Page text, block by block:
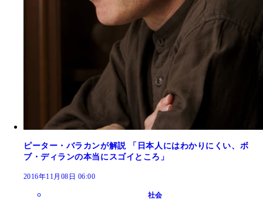
ピーター・バラカンが解説 「日本人にはわかりにくい、ボ
ブ・ディランの本当にスゴイところ」
2016年11月08日 06:00
社会